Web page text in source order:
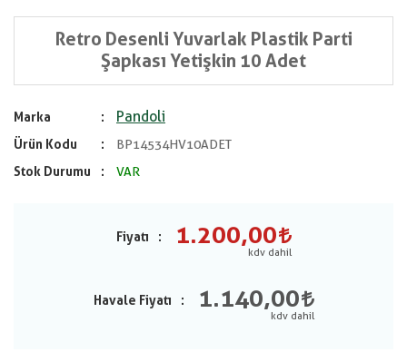
Retro Desenli Yuvarlak Plastik Parti
Şapkası Yetişkin 10 Adet
Marka Pandoli
Ürün Kodu
BP14534HV10ADET
Stok Durumu
VAR
Fiyatı 1.200,00
Havale Fiyatı 1.140,00